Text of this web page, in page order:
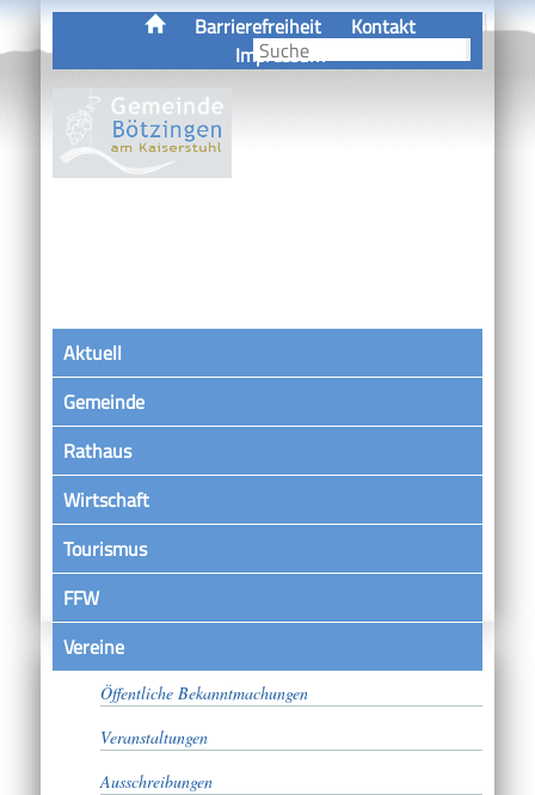
Barrierefreiheit
Kontakt
Impressum
Aktuell
Gemeinde
Rathaus
Wirtschaft
Tourismus
FFW
VereineSatzungen
Öffentliche Bekanntmachungen
Veranstaltungen
Ausschreibungen